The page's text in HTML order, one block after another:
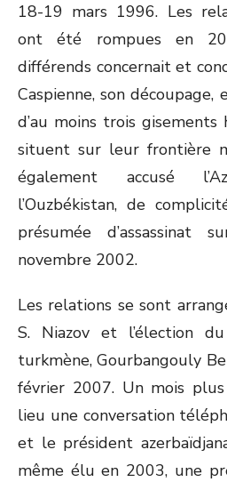
18-19 mars 1996. Les
ont été rompues en
différends concernait et
Caspienne, son
d’au moins trois
situent sur leur frontière
également accusé
l’Ouzbékistan, de
présumée d’assassinat
novembre 2002.
Les relations se sont
S. Niazov et l’élection
turkmène, Gourbangouly
février 2007. Un mois
lieu une conversation
et le président
même élu en 2003, une